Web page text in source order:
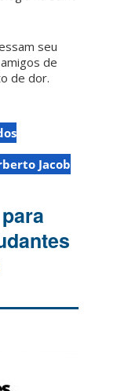
seu
de
de dor.
Jacob